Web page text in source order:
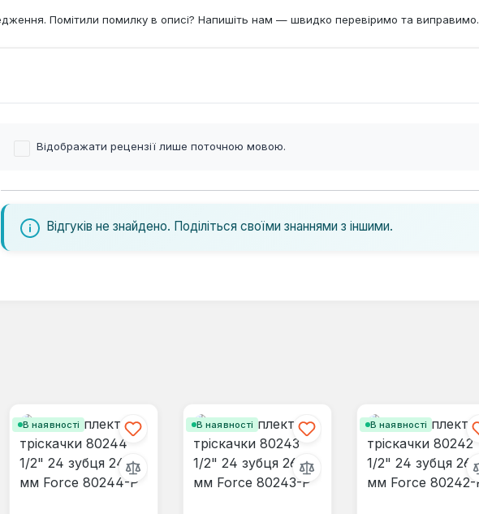
Помітили помилку в описі? Напишіть нам — швидко перевіримо та виправимо.
Відображати рецензії лише поточною мовою.
Відгуків не знайдено. Поділіться своїми знаннями з іншими.
В наявності В наявності В наявності